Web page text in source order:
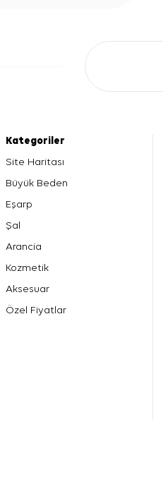
Kategoriler
Site Haritası
Büyük Beden
Eşarp
Şal
Arancia
Kozmetik
Aksesuar
Özel Fiyatlar